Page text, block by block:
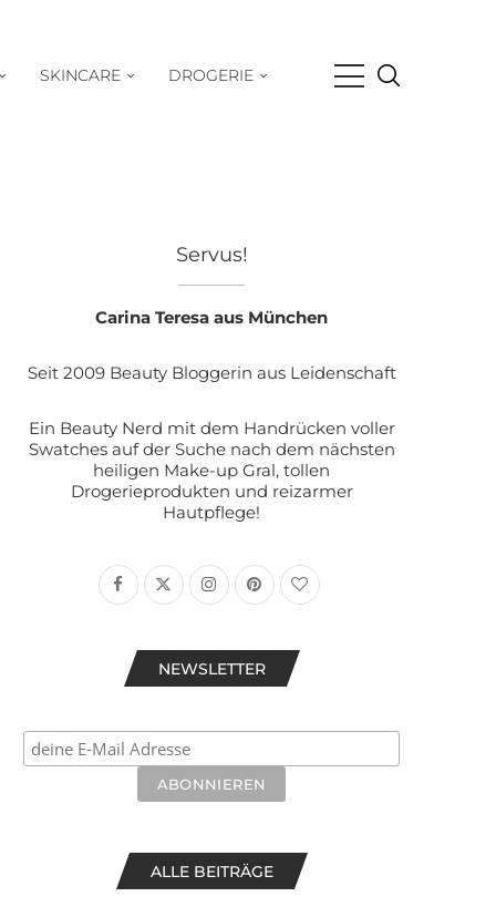
SKINCARE DROGERIE
Servus!
Carina Teresa aus München
Seit 2009 Beauty Bloggerin aus Leidenschaft
Ein Beauty Nerd mit dem Handrücken voller
Swatches auf der Suche nach dem nächsten
heiligen Make-up Gral, tollen
Drogerieprodukten und reizarmer
Hautpflege!
NEWSLETTER
ALLE BEITRÄGE